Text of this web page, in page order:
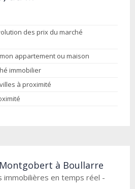
des prix du marché
appartement ou maison
immobilier
à proximité
Montgobert à Boullarre
immobilières en temps réel -